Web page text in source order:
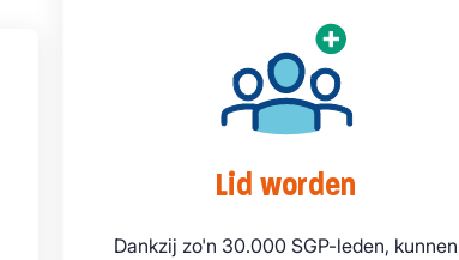
Lid worden
Dankzij zo'n 30.000 SGP-leden, kunnen